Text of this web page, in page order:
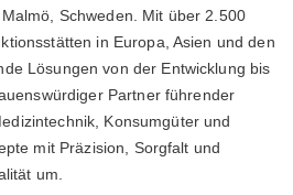
Schweden. Mit über 2.500
in Europa, Asien und den
Lösungen von der Entwicklung bis
Partner führender
Konsumgüter und
mit Präzision, Sorgfalt und
um.